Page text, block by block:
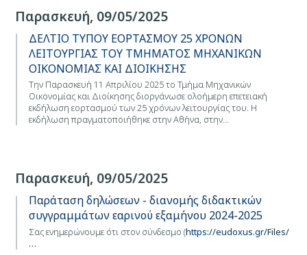
Παρασκευή, 09/05/2025
ΔΕΛΤΙΟ ΤΥΠΟΥ ΕΟΡΤΑΣΜΟΥ 25 ΧΡΟΝΩΝ
ΛΕΙΤΟΥΡΓΙΑΣ ΤΟΥ ΤΜΗΜΑΤΟΣ ΜΗΧΑΝΙΚΩΝ
ΟΙΚΟΝΟΜΙΑΣ ΚΑΙ ΔΙΟΙΚΗΣΗΣ
Την Παρασκευή 11 Απριλίου 2025 το Τμήμα Μηχανικών
Οικονομίας και Διοίκησης διοργάνωσε ολοήμερη επετειακή
εκδήλωση εορτασμού των 25 χρόνων λειτουργίας του. Η
εκδήλωση πραγματοποιήθηκε στην Αθήνα, στην…
Παρασκευή, 09/05/2025
Παράταση δηλώσεων - διανομής διδακτικών
συγγραμμάτων εαρινού εξαμήνου 2024-2025
Σας ενημερώνουμε ότι στον σύνδεσμο (https://eudoxus.gr/Files/
…